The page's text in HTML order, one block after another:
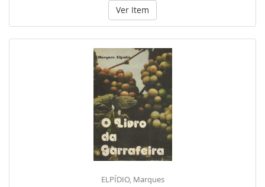
Ver Item
ELPÍDIO, Marques